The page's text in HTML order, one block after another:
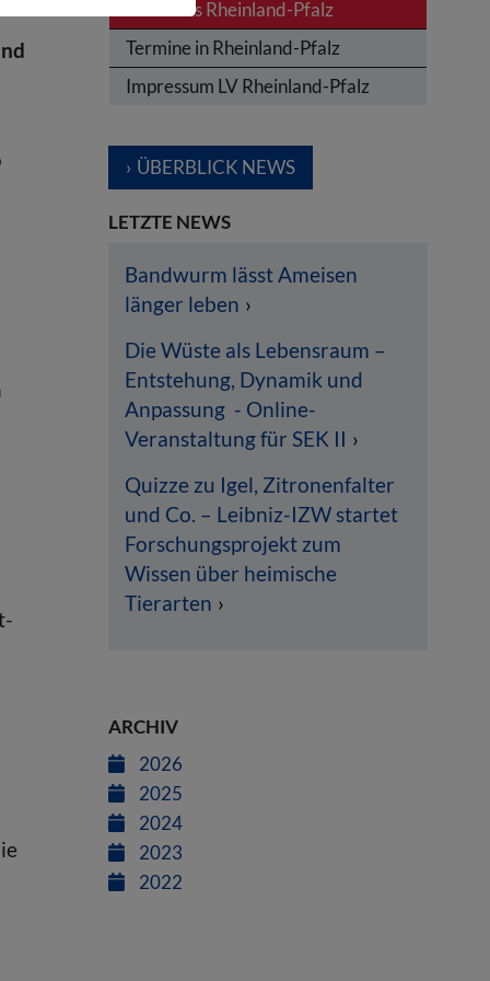
News aus Rheinland-Pfalz
Termine in Rheinland-Pfalz
Impressum LV Rheinland-Pfalz
ÜBERBLICK NEWS
LETZTE NEWS
Bandwurm lässt Ameisen
länger leben
Die Wüste als Lebensraum –
Entstehung, Dynamik und
Anpassung - Online-
Veranstaltung für SEK II
Quizze zu Igel, Zitronenfalter
und Co. – Leibniz-IZW startet
Forschungsprojekt zum
Wissen über heimische
Tierarten
ARCHIV
2026
2025
2024
2023
2022